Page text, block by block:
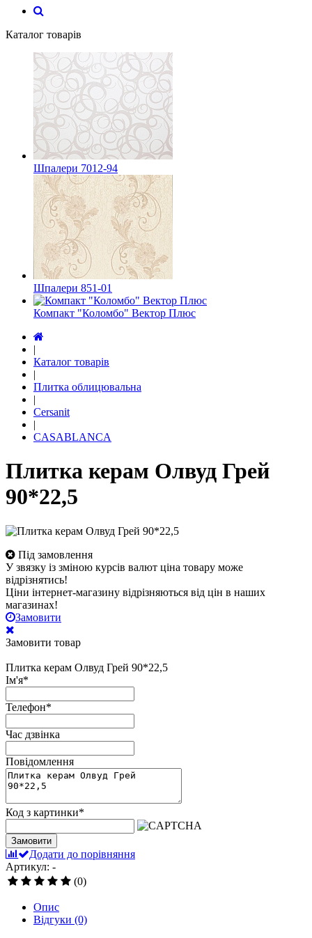
Каталог товарів
Шпалери 7012-94
Шпалери 851-01
Компакт "Коломбо" Вектор Плюс
|
Каталог товарів
|
Плитка облицювальна
|
Cersanit
|
CASABLANCA
Плитка керам Олвуд Грей
90*22,5
Під замовлення
У звязку із зміною курсів валют ціна товару може
відрізнятись!
Ціни інтернет-магазину відрізняються від цін в наших
магазинах!
Замовити
Замовити товар
Плитка керам Олвуд Грей 90*22,5
Ім'я*
Телефон*
Час дзвінка
Повідомлення
Код з картинки*
Замовити
Додати до порівняння
Артикул: -
(0)
Опис
Відгуки (0)